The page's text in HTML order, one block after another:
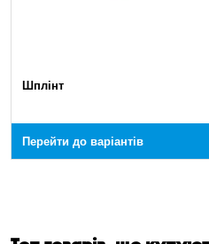
Шплінт
Перейти до варіантів